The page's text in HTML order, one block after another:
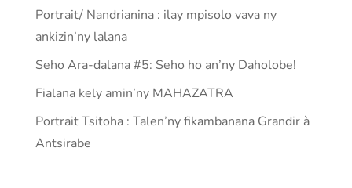
Portrait/ Nandrianina : ilay mpisolo vava ny
ankizin’ny lalana
Seho Ara-dalana #5: Seho ho an’ny Daholobe!
Fialana kely amin’ny MAHAZATRA
Portrait Tsitoha : Talen’ny fikambanana Grandir à
Antsirabe